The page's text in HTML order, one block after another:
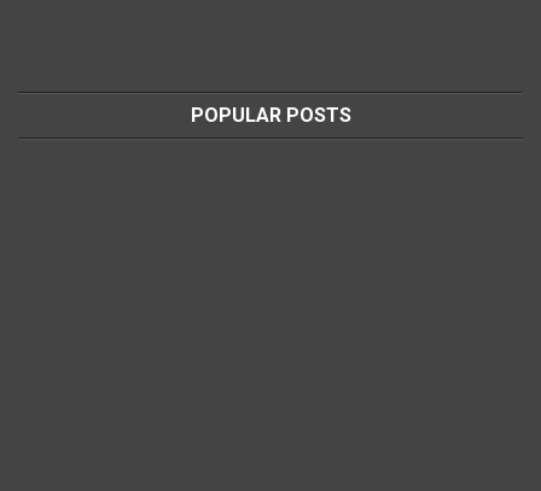
POPULAR POSTS